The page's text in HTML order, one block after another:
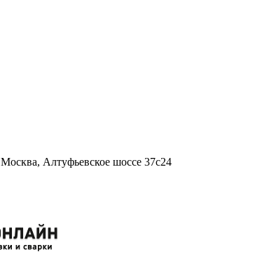
Москва, Алтуфьевское шоссе 37с24